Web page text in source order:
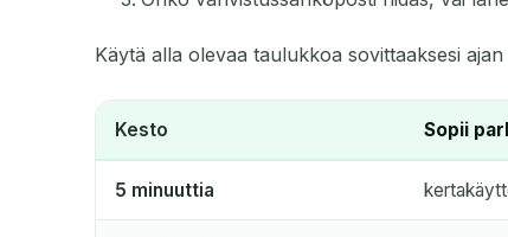
Käytä alla olevaa taulukkoa sovittaaksesi
Kesto Sopii
5 minuuttia